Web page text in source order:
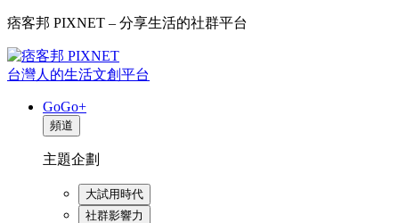
痞客邦 PIXNET – 分享生活的社群平台
台灣人的生活文創平台
GoGo+
頻道
主題企劃
大試用時代
社群影響力